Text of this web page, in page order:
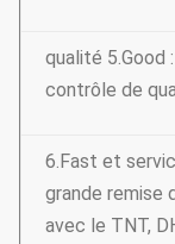
qualité
contrôle de
6.Fast et
grande remise
avec le TNT,